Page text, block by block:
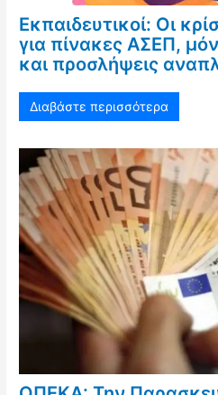
Εκπαιδευτικοί: Οι
για πίνακες ΑΣΕΠ,
και προσλήψεις
Διαβάστε περισσότερα